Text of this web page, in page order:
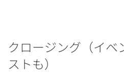
クロージング（イベ
ストも）